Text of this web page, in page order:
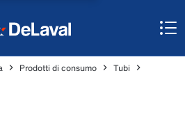
Prodotti di consumo
Tubi